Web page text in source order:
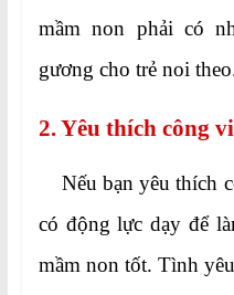
mầm non phải có
gương cho trẻ noi
2. Yêu thích công
Nếu bạn yêu thích
có động lực dạy để
mầm non tốt. Tình